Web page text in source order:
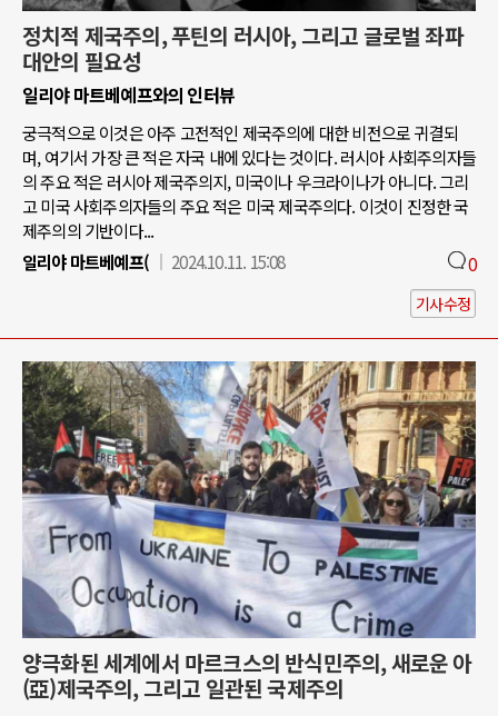
정치적 제국주의, 푸틴의 러시아, 그리고 글로벌 좌파
대안의 필요성
일리야 마트베예프와의 인터뷰
궁극적으로 이것은 아주 고전적인 제국주의에 대한 비전으로 귀결되
며, 여기서 가장 큰 적은 자국 내에 있다는 것이다. 러시아 사회주의자들
의 주요 적은 러시아 제국주의지, 미국이나 우크라이나가 아니다. 그리
고 미국 사회주의자들의 주요 적은 미국 제국주의다. 이것이 진정한 국
제주의의 기반이다...
일리야 마트베예프(
2024.10.11. 15:08 0
기사수정
양극화된 세계에서 마르크스의 반식민주의, 새로운 아
(亞)제국주의, 그리고 일관된 국제주의